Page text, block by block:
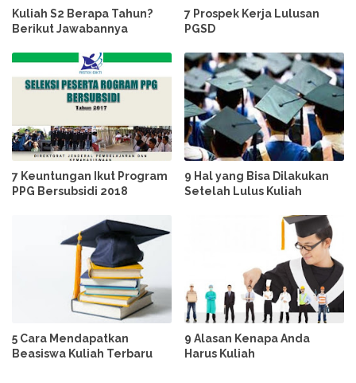
Kuliah S2 Berapa Tahun?
Berikut Jawabannya
7 Prospek Kerja Lulusan
PGSD
7 Keuntungan Ikut Program
PPG Bersubsidi 2018
9 Hal yang Bisa Dilakukan
Setelah Lulus Kuliah
5 Cara Mendapatkan
Beasiswa Kuliah Terbaru
9 Alasan Kenapa Anda
Harus Kuliah